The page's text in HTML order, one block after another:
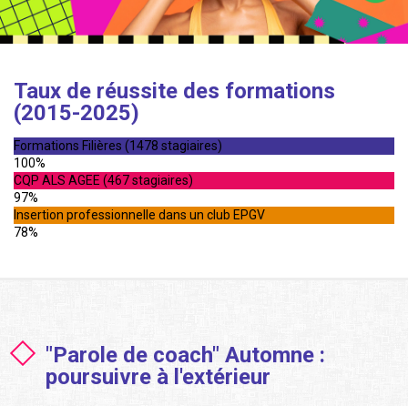
Taux de réussite des formations
(2015-2025)
Formations Filières (1478 stagiaires)
100%
CQP ALS AGEE (467 stagiaires)
97%
Insertion professionnelle dans un club EPGV
78%
"Parole de coach" Automne :
poursuivre à l'extérieur